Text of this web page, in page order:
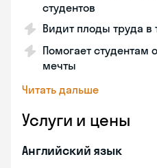
студентов
Видит плоды труда в
Помогает студентам
мечты
Читать дальше
Услуги и цены
Английский язык